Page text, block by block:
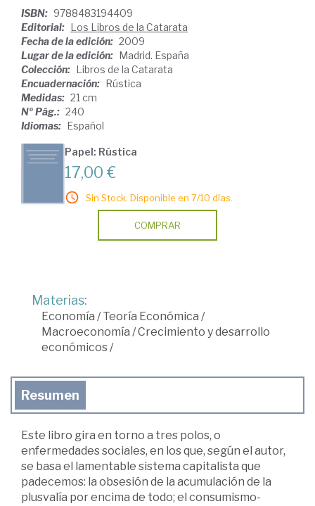
ISBN: 9788483194409
Editorial: Los Libros de la Catarata
Fecha de la edición: 2009
Lugar de la edición: Madrid. España
Colección: Libros de la Catarata
Encuadernación: Rústica
Medidas: 21 cm
Nº Pág.: 240
Idiomas: Español
Papel: Rústica
17,00 €
Sin Stock. Disponible en 7/10 días.
COMPRAR
Materias:
Economía /Teoría Económica /
Macroeconomía /Crecimiento y desarrollo
económicos/
Resumen
Este libro gira en torno a tres polos, o
enfermedades sociales, en los que, según el autor,
se basa el lamentable sistema capitalista que
padecemos: la obsesión de la acumulación de la
plusvalía por encima de todo; el consumismo-